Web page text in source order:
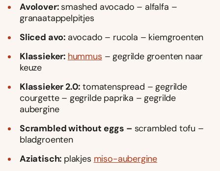
Avolover: smashed avocado – alfalfa –
granaatappelpitjes
Sliced avo: avocado – rucola – kiemgroenten
Klassieker: hummus – gegrilde groenten naar
keuze
Klassieker 2.0:tomatenspread – gegrilde
courgette – gegrilde paprika – gegrilde
aubergine
Scrambled without eggs – scrambled tofu –
bladgroenten
Aziatisch: plakjes miso-aubergine